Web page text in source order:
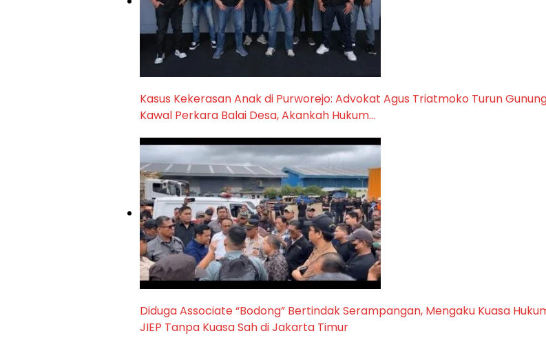
Kasus Kekerasan Anak di Purworejo: Advokat Agus Triatmoko Turun
Kawal Perkara Balai Desa, Akankah Hukum…
Diduga Associate “Bodong” Bertindak Serampangan, Mengaku Kuasa
JIEP Tanpa Kuasa Sah di Jakarta Timur